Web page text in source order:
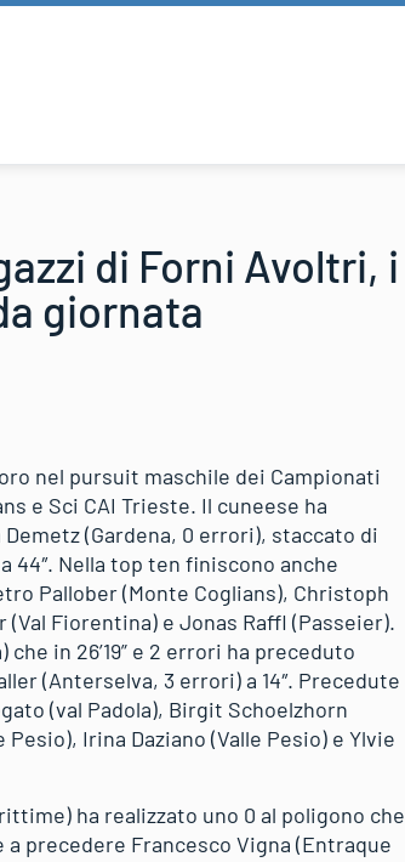
di Forni Avoltri, i
giornata
nel pursuit maschile dei Campionati
e Sci CAI Trieste. Il cuneese ha
(Gardena, 0 errori), staccato di
44″. Nella top ten finiscono anche
Pallober (Monte Coglians), Christoph
Fiorentina) e Jonas Raffl (Passeier).
in 26’19” e 2 errori ha preceduto
(Anterselva, 3 errori) a 14″. Precedute
(val Padola), Birgit Schoelzhorn
Irina Daziano (Valle Pesio) e Ylvie
ha realizzato uno 0 al poligono che
precedere Francesco Vigna (Entraque